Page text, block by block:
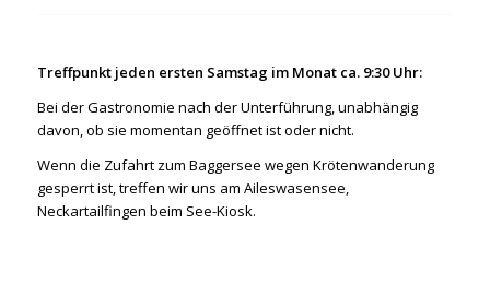
Treffpunkt jeden ersten Samstag im Monat ca. 9:30 Uhr:
Bei der Gastronomie nach der Unterführung, unabhängig
davon, ob sie momentan geöffnet ist oder nicht.
Wenn die Zufahrt zum Baggersee wegen Krötenwanderung
gesperrt ist, treffen wir uns am Aileswasensee,
Neckartailfingen beim See-Kiosk.